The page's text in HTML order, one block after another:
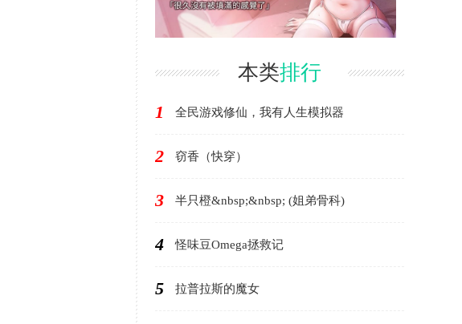
本类排行
1 全民游戏修仙，我有人生模拟器
2 窃香（快穿）
3 半只橙&nbsp;&nbsp; (姐弟骨科)
4 怪味豆Omega拯救记
5 拉普拉斯的魔女